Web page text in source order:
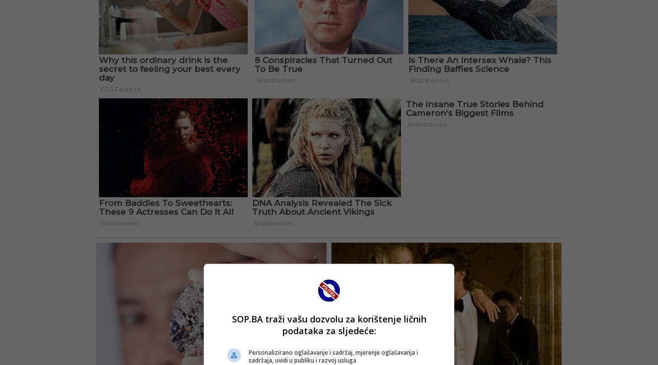
SOP.BA traži vašu dozvolu za korištenje ličnih
podataka za sljedeće:
Personalizirano oglašavanje i sadržaj, mjerenje oglašavanja i
sadržaja, uvidi u publiku i razvoj usluga